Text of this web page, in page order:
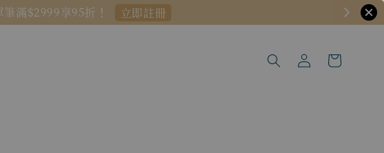
立即註冊